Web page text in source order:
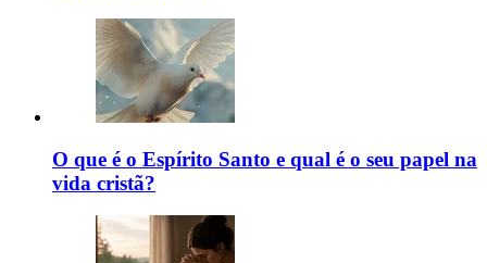
O que é o Espírito Santo e qual é o seu papel na
vida cristã?